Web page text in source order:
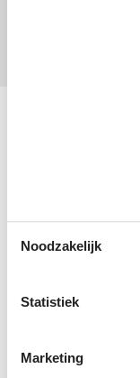
Informatie over het
BBQ
Dsl
internetten
Noodzakelijk
Statistiek
Marketing